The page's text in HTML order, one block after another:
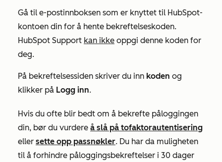
Gå til e-postinnboksen som er knyttet til HubSpot-
kontoen din for å hente bekreftelseskoden.
HubSpot Support kan ikke oppgi denne koden for
deg.
På bekreftelsessiden skriver du inn koden og
klikker på Logg inn.
Hvis du ofte blir bedt om å bekrefte påloggingen
din, bør du vurdere å slå på tofaktorautentisering
eller sette opp passnøkler. Du har da muligheten
til å forhindre påloggingsbekreftelser i 30 dager